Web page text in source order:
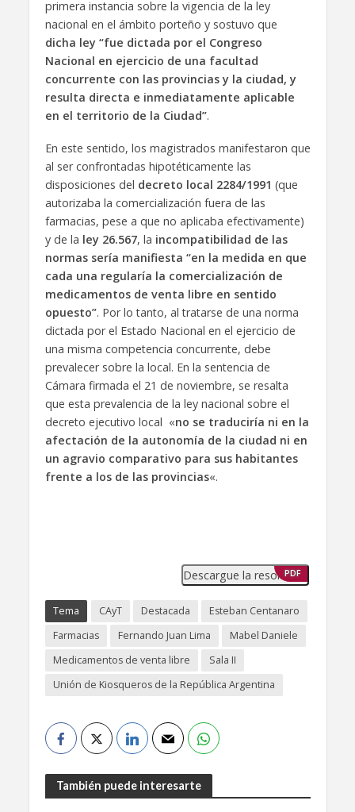
primera instancia sobre la vigencia de la ley
nacional en el ámbito porteño y sostuvo que
dicha ley “fue dictada por el Congreso
Nacional en ejercicio de una facultad
concurrente con las provincias y la ciudad, y
resulta directa e inmediatamente aplicable
en el territorio de la Ciudad”.
En este sentido, los magistrados manifestaron que
al ser confrontadas hipotéticamente las
disposiciones del decreto local 2284/1991 (que
autorizaba la comercialización fuera de las
farmacias, pese a que no aplicaba efectivamente)
y de la ley 26.567, la incompatibilidad de las
normas sería manifiesta “en la medida en que
cada una regularía la comercialización de
medicamentos de venta libre en sentido
opuesto”. Por lo tanto, al tratarse de una norma
dictada por el Estado Nacional en el ejercicio de
una misma competencia concurrente, debe
prevalecer sobre la local. En la sentencia de
Cámara firmada el 21 de noviembre, se resalta
que esta prevalencia de la ley nacional sobre el
decreto ejecutivo local «no se traduciría ni en la
afectación de la autonomía de la ciudad ni en
un agravio comparativo para sus habitantes
frente a los de las provincias«.
Descargue la resolución
PDF
Tema CAyT Destacada
Esteban Centanaro
Farmacias
Fernando Juan Lima
Mabel Daniele
Medicamentos de venta libre
Sala II
Unión de Kiosqueros de la República Argentina
También puede interesarte